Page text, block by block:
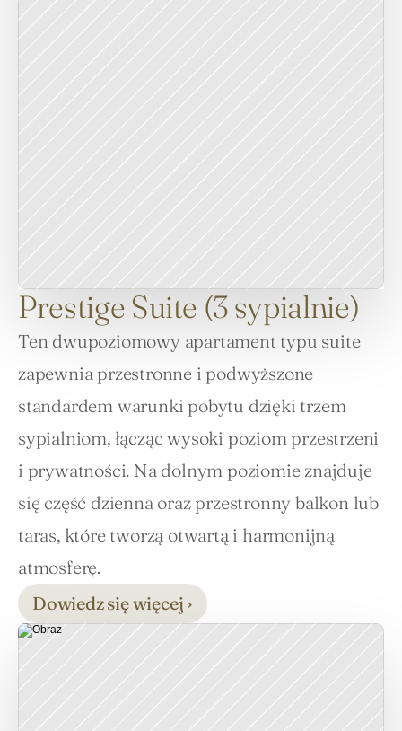
Prestige Suite (3 sypialnie)
Ten dwupoziomowy apartament typu suite
zapewnia przestronne i podwyższone
standardem warunki pobytu dzięki trzem
sypialniom, łącząc wysoki poziom przestrzeni
i prywatności. Na dolnym poziomie znajduje
się część dzienna oraz przestronny balkon lub
taras, które tworzą otwartą i harmonijną
atmosferę.
Dowiedz się więcej ›